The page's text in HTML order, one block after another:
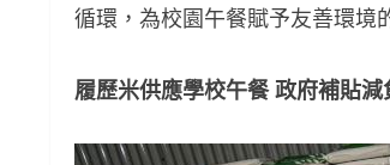
循環，為校園午餐賦予友善環境
履歷米供應學校午餐 政府補貼減